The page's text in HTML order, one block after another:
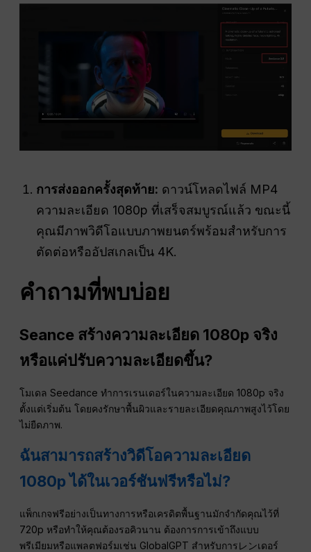
การส่งออกครั้งสุดท้าย: ดาวน์โหลดไฟล์ MP4
ความละเอียด 1080p ที่เสร็จสมบูรณ์แล้ว ขณะนี้
คุณมีภาพวิดีโอแบบภาพยนตร์พร้อมสำหรับการ
ตัดต่อหรืออัปสเกลเป็น 4K.
คำถามที่พบบ่อย
Seance สร้างความละเอียด 1080p จริง
หรือแค่ปรับความละเอียดขึ้น?
โมเดล Seedance ทำการเรนเดอร์ในความละเอียด 1080p จริง
ตั้งแต่เริ่มต้น โดยคงรักษาพื้นผิวและรายละเอียดคุณภาพสูงไว้โดย
ไม่ยืดภาพ.
ฉันสามารถสร้างวิดีโอความละเอียด
1080p ได้ในเวอร์ชันฟรีหรือไม่?
แพ็กเกจฟรีอย่างเป็นทางการหรือเครดิตพื้นฐานมักจำกัดคุณไว้ที่
720p หรือทำให้คุณต้องรอคิวนาน ต้องการการเข้าถึงแบบ
พรีเมียมหรือแพลตฟอร์มเช่น GlobalGPT สำหรับการレンเดอร์